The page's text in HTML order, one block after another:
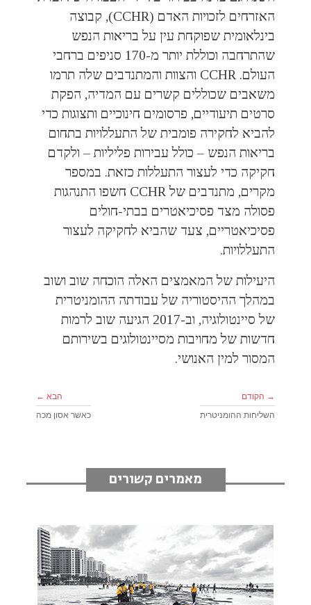
האזרחים לזכויות האדם (CCHR), קבוצה
בינלאומית שפוקחת עין על בריאות הנפש
שהתרחבה וכוללת יותר מ-170 סניפים ברחבי
העולם. CCHR והצוות והמתנדבים שלה תרמו
משאבים שכוללים קשרים עם המדיה, הפקת
סרטים תיעודיים, פרסומים חינוכיים ותצוגות כדי
להביא לחקירה פומבית של התעללויות בתחום
בריאות הנפש – כולל עבירות פליליות – ולקדם
חקיקה כדי לעצור התעללות כזאת. במספר
מקרים, מתנדבים של CCHR חשפו התנהגות
פסולה מצד פסיכיאטרים בבתי-חולים
פסיכיאטריים, צעד שהביא לחקיקה לעצור
התעללויות.
היעילות של המאמצים האלה הוכחה שוב ושוב
במהלך ההיסטוריה של עבודתה ההומניטרית
של סיינטולוגיה, וב-2017 הגיעה שוב לרמות
חדשות של מחויבות מסיינטולוגים בשירותם
המסור למין האנושי.
→ הקודם
השליחות ההומניטרית
הבא ←
כאשר אסון מכה
מאמרים קשורים